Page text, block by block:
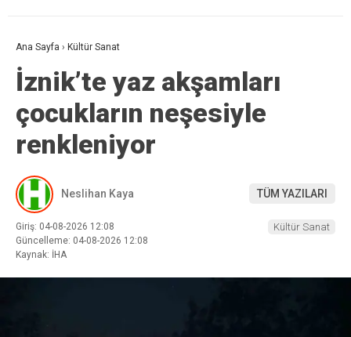
Ana Sayfa › Kültür Sanat
İznik’te yaz akşamları
çocukların neşesiyle
renkleniyor
Neslihan Kaya TÜM YAZILARI
Giriş: 04-08-2026 12:08
Güncelleme: 04-08-2026 12:08
Kaynak: İHA
Kültür Sanat